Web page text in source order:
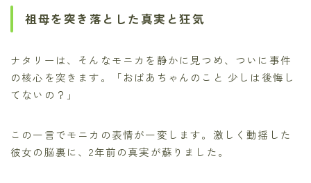
祖母を突き落とした真実と狂気
ナタリーは、そんなモニカを静かに見つめ、ついに事件
の核心を突きます。「おばあちゃんのこと 少しは後悔し
てないの？」
この一言でモニカの表情が一変します。激しく動揺した
彼女の脳裏に、2年前の真実が蘇りました。